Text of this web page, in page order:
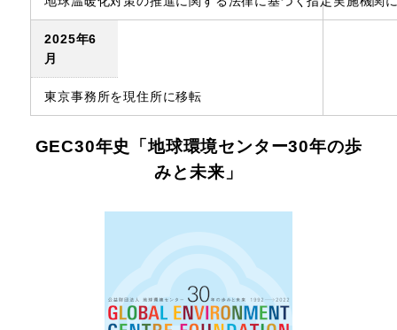
2025年6
月
東京事務所を現住所に移転
GEC30年史「地球環境センター30年の歩
みと未来」